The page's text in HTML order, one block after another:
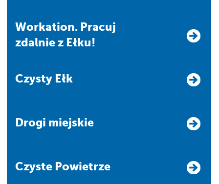
Workation. Pracuj
zdalnie z Ełku!
Czysty Ełk
Drogi miejskie
Czyste Powietrze